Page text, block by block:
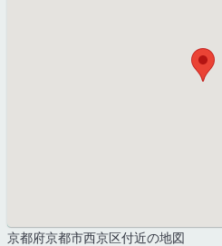
京都府京都市西京区付近の地図